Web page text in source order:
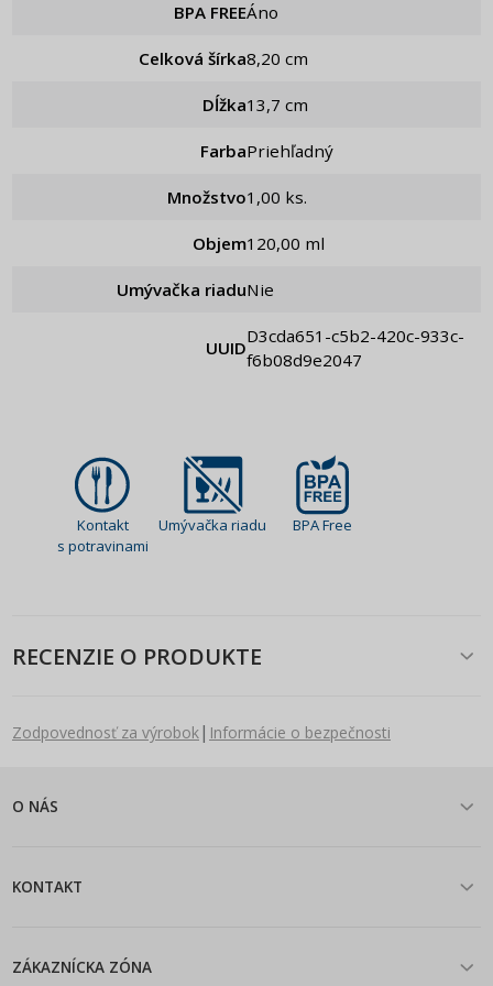
BPA FREE Áno
Celková šírka 8,20 cm
Dĺžka 13,7 cm
Farba Priehľadný
Množstvo 1,00 ks.
Objem 120,00 ml
Umývačka riadu Nie
UUID
d3cda651-c5b2-420c-933c-
f6b08d9e2047
Kontakt
s potravinami
Umývačka riadu BPA Free
RECENZIE O PRODUKTE
Zodpovednosť za výrobok| Informácie o bezpečnosti
O NÁS
KONTAKT
ZÁKAZNÍCKA ZÓNA